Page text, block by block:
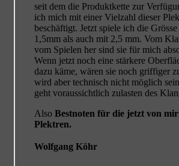
seit dem die Produktkette zur
ich mich mit einer Vielzahl dieser
beschäftigt. Jetzt spiele ich die
1,5mm als auch mit 2,5 mm. Vom
vom Spielen her sind sie für mich
Wenn jetzt noch eine stärkere
dazu käme, wären sie noch griffiger
wird aber technisch nicht möglich
geht voraussichtlich zulasten des
Also Bestnoten für die jetzt von
Plektren.
Wolfgang Köhr